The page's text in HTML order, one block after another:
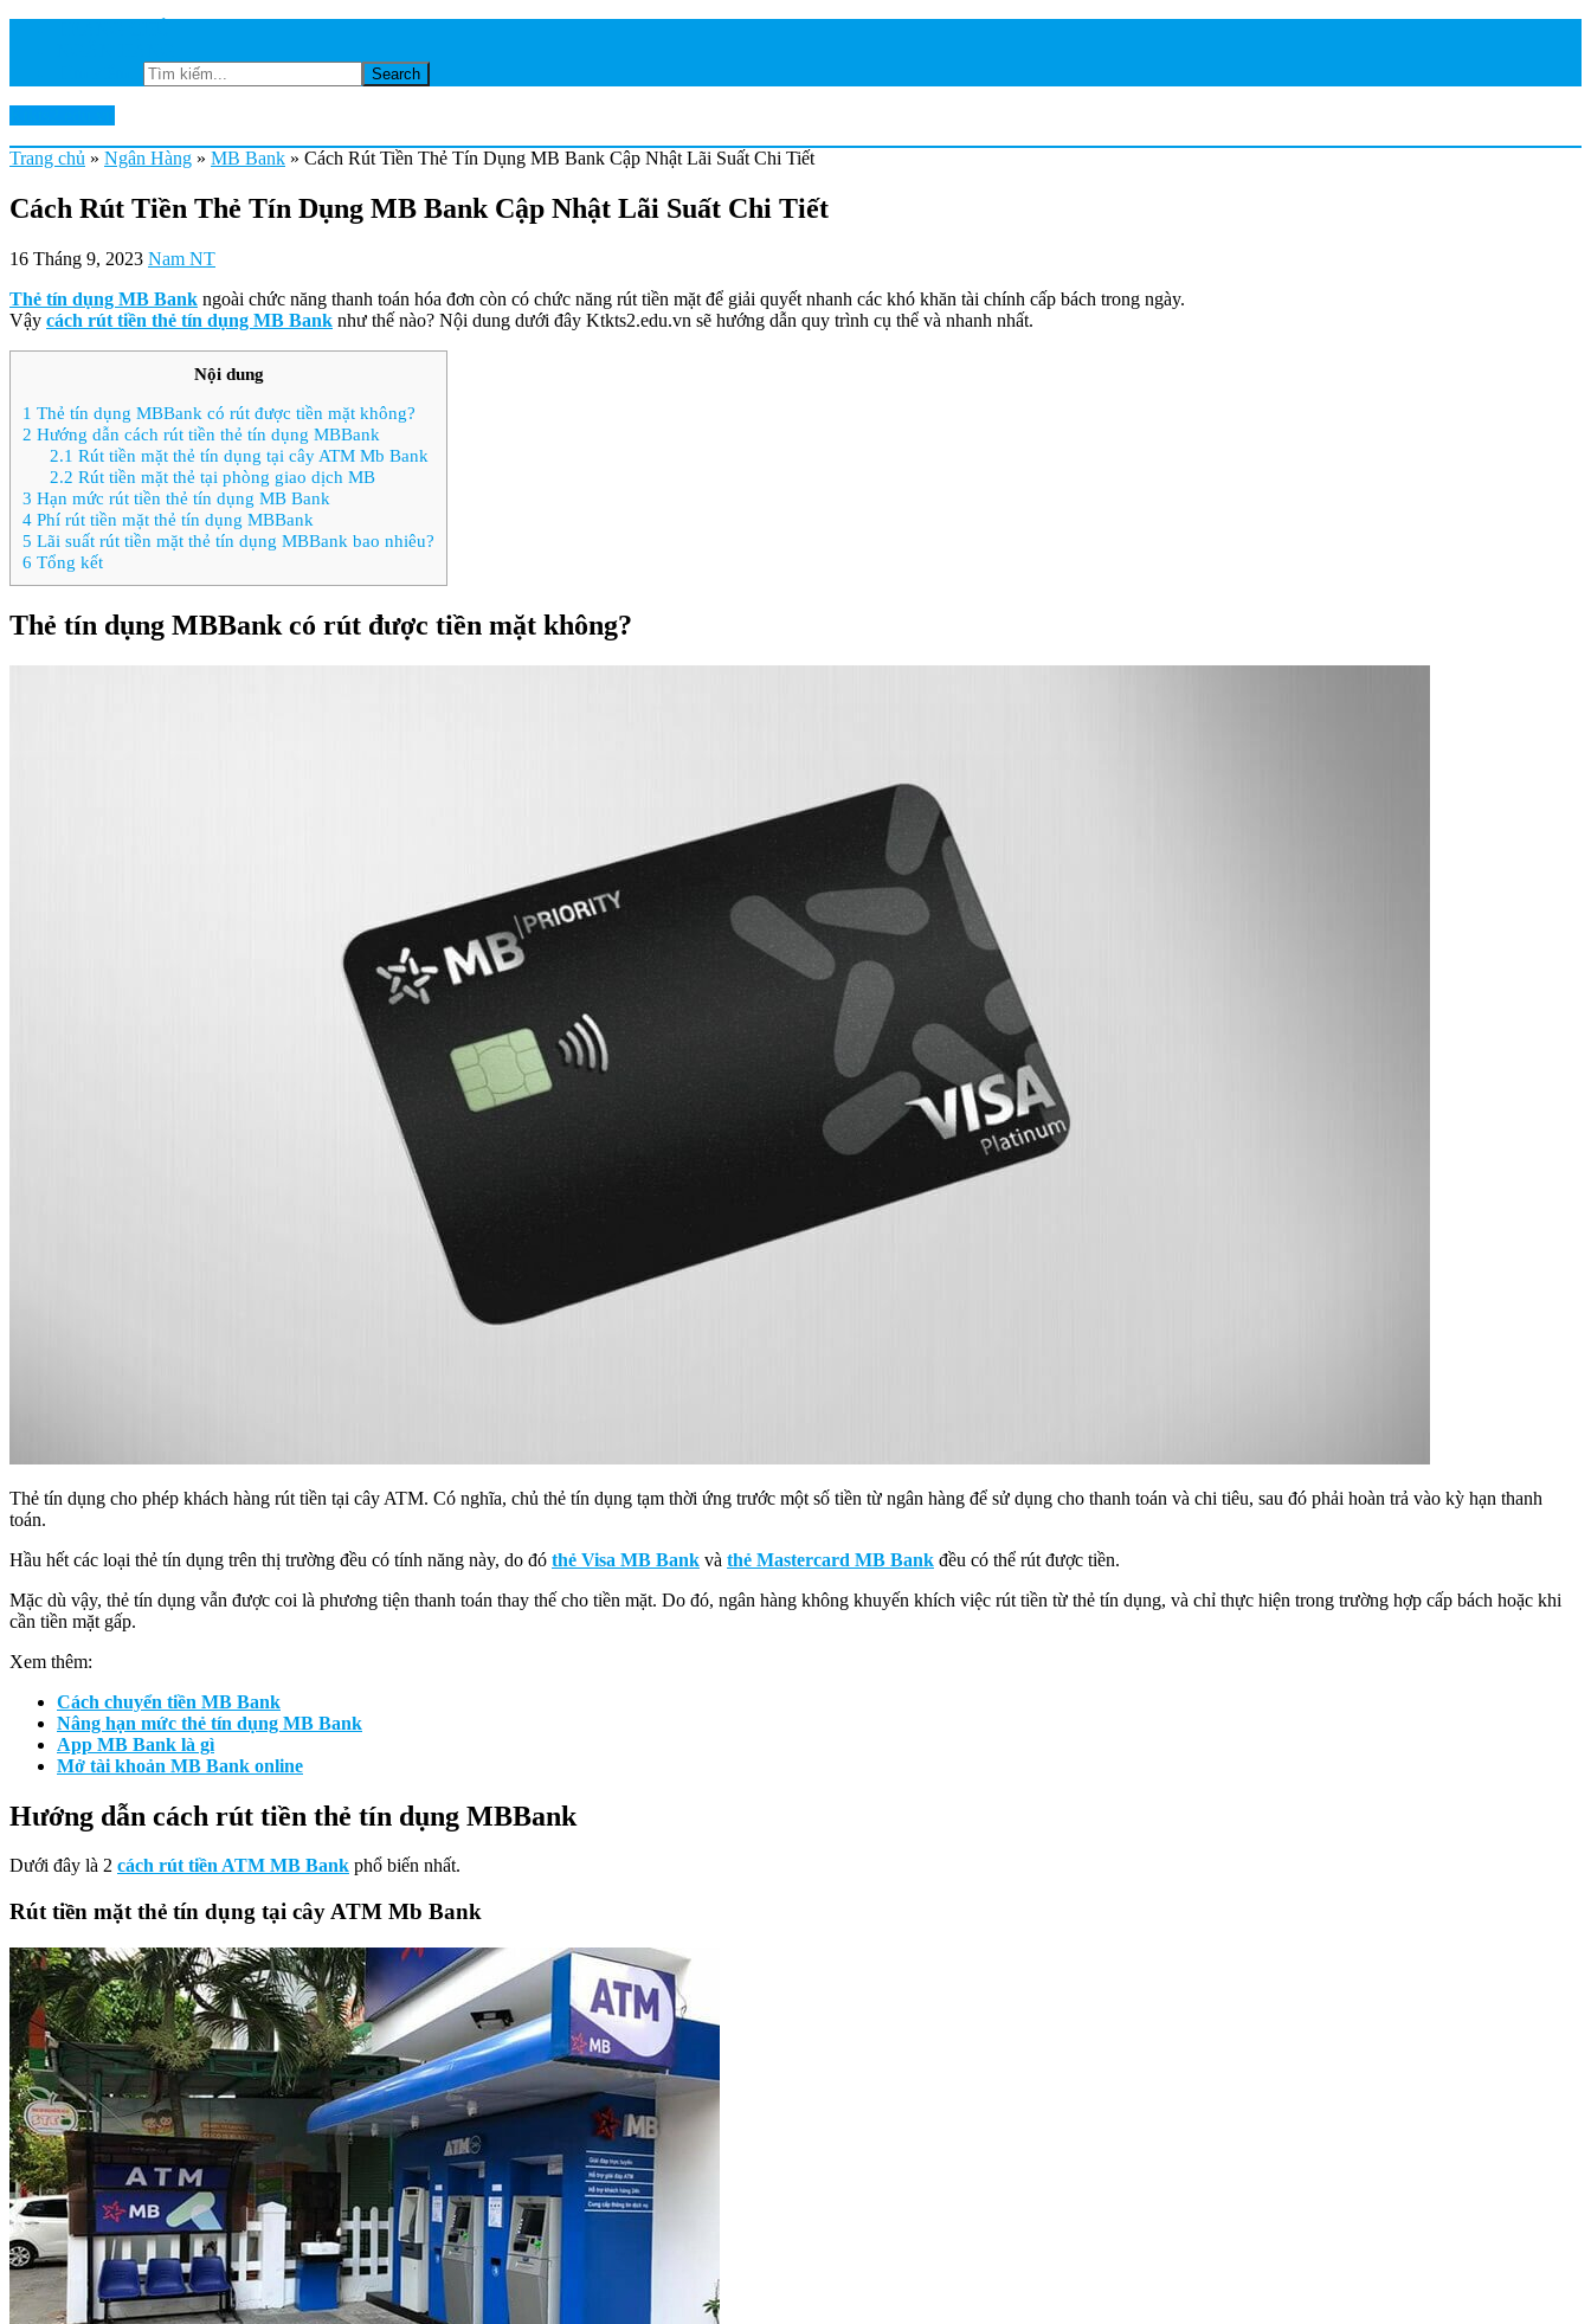
Trang chủ » Ngân Hàng » MB Bank » Cách Rút Tiền Thẻ Tín Dụng MB Bank Cập Nhật Lãi Suất Chi Tiết
Cách Rút Tiền Thẻ Tín Dụng MB Bank Cập Nhật Lãi Suất Chi Tiết
16 Tháng 9, 2023 Nam NT
Thẻ tín dụng MB Bank ngoài chức năng thanh toán hóa đơn còn có chức năng rút tiền mặt để giải quyết nhanh các khó khăn tài chính cấp bách trong ngày.
Vậy cách rút tiền thẻ tín dụng MB Bank như thế nào? Nội dung dưới đây Ktkts2.edu.vn sẽ hướng dẫn quy trình cụ thể và nhanh nhất.
Nội dung
1 Thẻ tín dụng MBBank có rút được tiền mặt không?
2 Hướng dẫn cách rút tiền thẻ tín dụng MBBank
2.1 Rút tiền mặt thẻ tín dụng tại cây ATM Mb Bank
2.2 Rút tiền mặt thẻ tại phòng giao dịch MB
3 Hạn mức rút tiền thẻ tín dụng MB Bank
4 Phí rút tiền mặt thẻ tín dụng MBBank
5 Lãi suất rút tiền mặt thẻ tín dụng MBBank bao nhiêu?
6 Tổng kết
Thẻ tín dụng MBBank có rút được tiền mặt không?
Thẻ tín dụng cho phép khách hàng rút tiền tại cây ATM. Có nghĩa, chủ thẻ tín dụng tạm thời ứng trước một số tiền từ ngân hàng để sử dụng cho thanh toán và chi tiêu, sau đó phải hoàn trả vào kỳ hạn thanh
toán.
Hầu hết các loại thẻ tín dụng trên thị trường đều có tính năng này, do đó thẻ Visa MB Bank và thẻ Mastercard MB Bank đều có thể rút được tiền.
Mặc dù vậy, thẻ tín dụng vẫn được coi là phương tiện thanh toán thay thế cho tiền mặt. Do đó, ngân hàng không khuyến khích việc rút tiền từ thẻ tín dụng, và chỉ thực hiện trong trường hợp cấp bách hoặc khi
cần tiền mặt gấp.
Xem thêm:
Cách chuyển tiền MB Bank
Nâng hạn mức thẻ tín dụng MB Bank
App MB Bank là gì
Mở tài khoản MB Bank online
Hướng dẫn cách rút tiền thẻ tín dụng MBBank
Dưới đây là 2 cách rút tiền ATM MB Bank phổ biến nhất.
Rút tiền mặt thẻ tín dụng tại cây ATM Mb Bank